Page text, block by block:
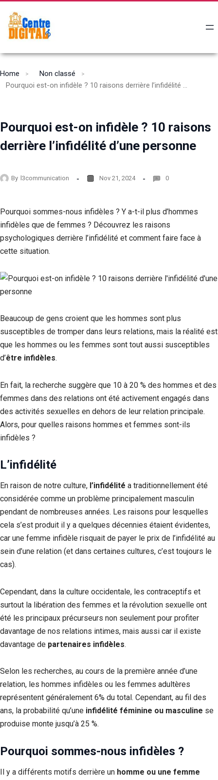
Home
Non classé
Pourquoi est-on infidèle ? 10 raisons derrière l’infidélité d’une personne
Pourquoi est-on infidèle ? 10 raisons
derrière l’infidélité d’une personne
By l3communication Nov 21, 2024 0
Pourquoi sommes-nous infidèles ? Y a-t-il plus d’hommes
infidèles que de femmes ? Découvrez les raisons
psychologiques derrière l’infidélité et comment faire face à
cette situation.
Beaucoup de gens croient que les hommes sont plus
susceptibles de tromper dans leurs relations, mais la réalité est
que les hommes ou les femmes sont tout aussi susceptibles
d’être infidèles.
En fait, la recherche suggère que 10 à 20 % des hommes et des
femmes dans des relations ont été activement engagés dans
des activités sexuelles en dehors de leur relation principale.
Alors, pour quelles raisons hommes et femmes sont-ils
infidèles ?
L’infidélité
En raison de notre culture, l’infidélité a traditionnellement été
considérée comme un problème principalement masculin
pendant de nombreuses années. Les raisons pour lesquelles
cela s’est produit il y a quelques décennies étaient évidentes,
car une femme infidèle risquait de payer le prix de l’infidélité au
sein d’une relation (et dans certaines cultures, c’est toujours le
cas).
Cependant, dans la culture occidentale, les contraceptifs et
surtout la libération des femmes et la révolution sexuelle ont
été les principaux précurseurs non seulement pour profiter
davantage de nos relations intimes, mais aussi car il existe
davantage de partenaires infidèles.
Selon les recherches, au cours de la première année d’une
relation, les hommes infidèles ou les femmes adultères
représentent généralement 6% du total. Cependant, au fil des
ans, la probabilité qu’une infidélité féminine ou masculine se
produise monte jusqu’à 25 %.
Pourquoi sommes-nous infidèles ?
Il y a différents motifs derrière un homme ou une femme